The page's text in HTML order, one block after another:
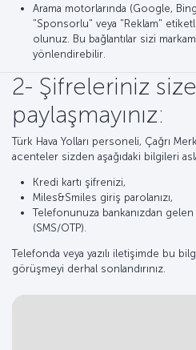
Arama motorlarında (Google, Bing
"Sponsorlu" veya "Reklam"
olunuz. Bu bağlantılar sizi
yönlendirebilir.
2- Şifreleriniz
paylaşmayınız:
Türk Hava Yolları personeli, Çağrı
acenteler sizden aşağıdaki bilgileri
Kredi kartı şifrenizi,
Miles&Smiles giriş parolanızı,
Telefonunuza bankanızdan
(SMS/OTP).
Telefonda veya yazılı iletişimde bu
görüşmeyi derhal sonlandırınız.